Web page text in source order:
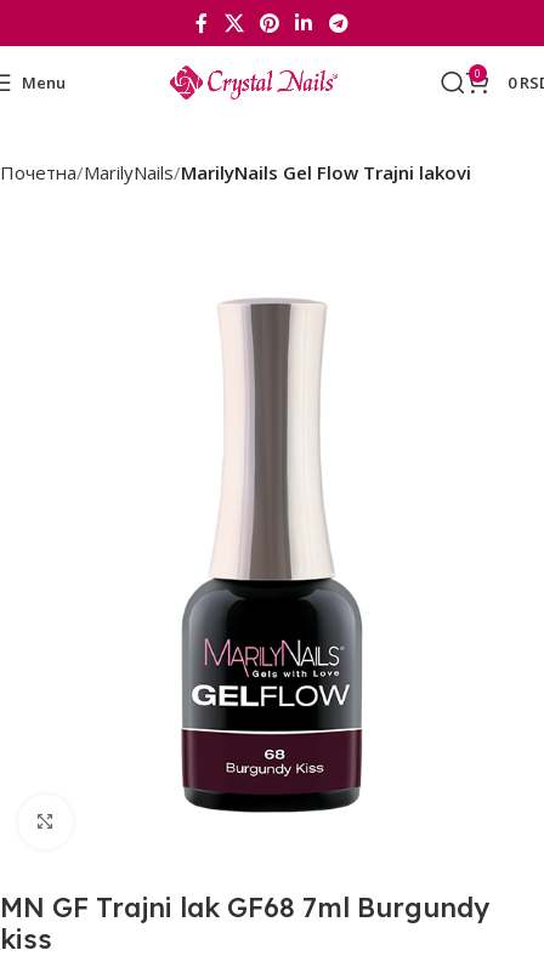
Menu 0 0
Почетна MarilyNails MarilyNails Gel Flow Trajni lakovi
MN GF Trajni lak GF68 7ml Burgundy
kiss